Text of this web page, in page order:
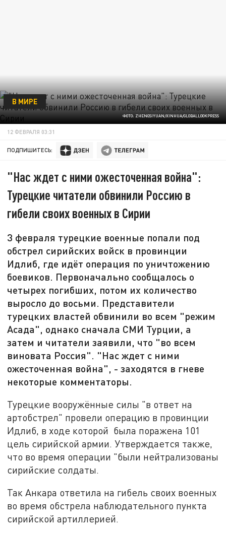
ФОТО: ZHENGSIYUAN/XINHUA/GLOBALLOOKPRESS
В МИРЕ
12 ФЕВРАЛЯ 03:31
ПОДПИШИТЕСЬ:
"Нас ждет с ними ожесточенная война":
Турецкие читатели обвинили Россию в
гибели своих военных в Сирии
3 февраля турецкие военные попали под
обстрел сирийских войск в провинции
Идлиб, где идёт операция по уничтожению
боевиков. Первоначально сообщалось о
четырех погибших, потом их количество
выросло до восьми. Представители
турецких властей обвинили во всем "режим
Асада", однако сначала СМИ Турции, а
затем и читатели заявили, что "во всем
виновата Россия". "Нас ждет с ними
ожесточенная война", - заходятся в гневе
некоторые комментаторы.
Турецкие вооружённые силы "в ответ на
артобстрел" провели операцию в провинции
Идлиб, в ходе которой была поражена 101
цель сирийской армии. Утверждается также,
что во время операции "были нейтрализованы
сирийские солдаты.
Так Анкара ответила на гибель своих военных
во время обстрела наблюдательного пункта
сирийской артиллерией.